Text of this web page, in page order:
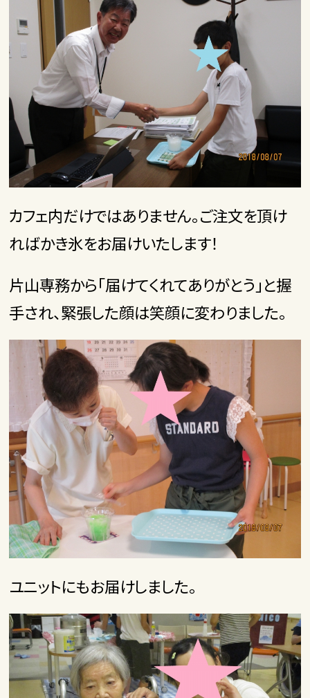
カフェ内だけではありません。ご注文を頂け
ればかき氷をお届けいたします！
片山専務から「届けてくれてありがとう」と握
手され、緊張した顔は笑顔に変わりました。
ユニットにもお届けしました。